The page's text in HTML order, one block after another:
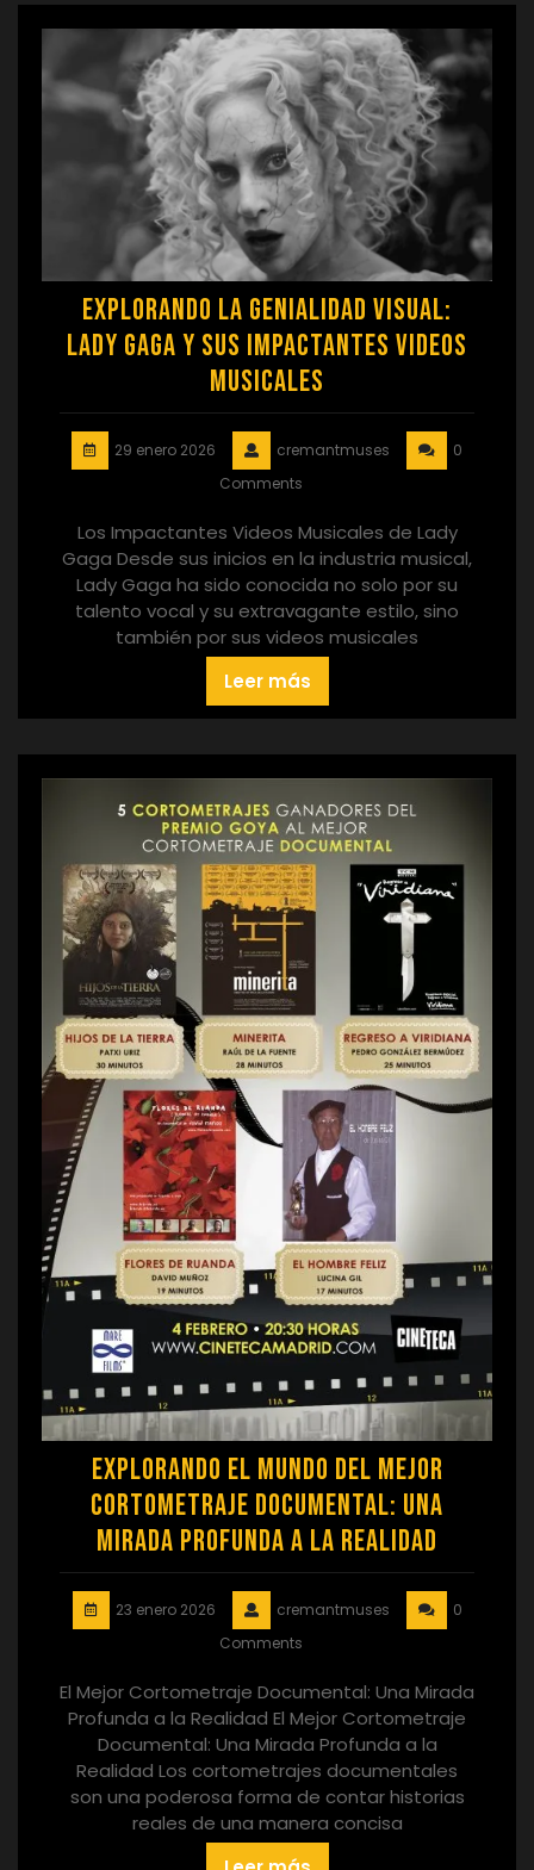
Explorando la Genialidad Visual:
Lady Gaga y sus Impactantes Videos
Musicales
29 enero 2026 cremantmuses
0
Comments
Los Impactantes Videos Musicales de Lady
Gaga Desde sus inicios en la industria musical,
Lady Gaga ha sido conocida no solo por su
talento vocal y su extravagante estilo, sino
también por sus videos musicales
Leer más
Explorando el Mundo del Mejor
Cortometraje Documental: Una
Mirada Profunda a la Realidad
23 enero 2026 cremantmuses
0
Comments
El Mejor Cortometraje Documental: Una Mirada
Profunda a la Realidad El Mejor Cortometraje
Documental: Una Mirada Profunda a la
Realidad Los cortometrajes documentales
son una poderosa forma de contar historias
reales de una manera concisa